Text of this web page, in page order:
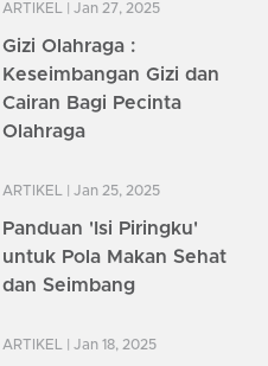
ARTIKEL | Jan 27, 2025
Gizi Olahraga :
Keseimbangan Gizi dan
Cairan Bagi Pecinta
Olahraga
ARTIKEL | Jan 25, 2025
Panduan 'Isi Piringku'
untuk Pola Makan Sehat
dan Seimbang
ARTIKEL | Jan 18, 2025